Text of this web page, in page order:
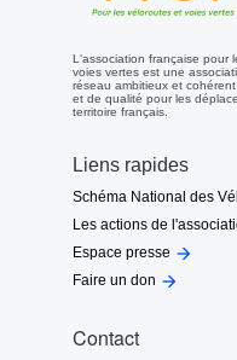
L'association française pour
voies vertes est une
réseau ambitieux et
et de qualité pour les
territoire français.
Liens rapides
Schéma National des
Les actions de
Espace presse 
Faire un don 
Contact